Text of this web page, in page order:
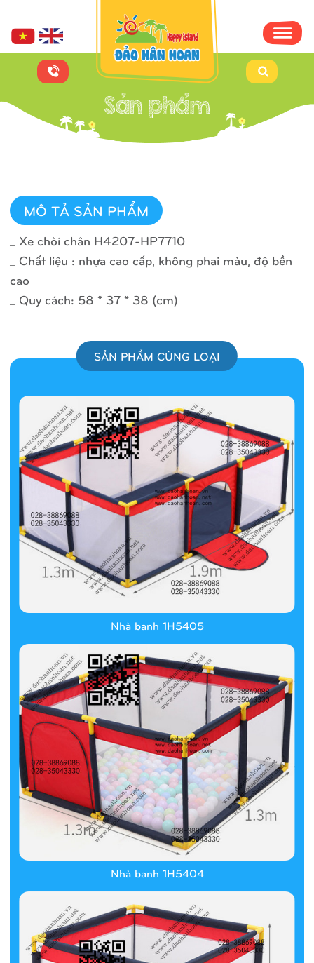
MÔ TẢ SẢN PHẨM
_ Xe chòi chân H4207-HP7710
_ Chất liệu : nhựa cao cấp, không phai màu, độ bền
cao
_ Quy cách: 58 * 37 * 38 (cm)
SẢN PHẨM CÙNG LOẠI
Nhà banh 1H5405
Nhà banh 1H5404